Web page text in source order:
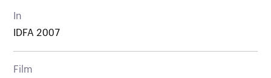
In
IDFA 2007
Film